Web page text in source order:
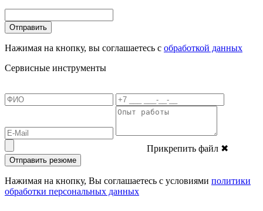
Отправить
Нажимая на кнопку, вы соглашаетесь с обработкой данных
Сервисные инструменты
Прикрепить файл ✖
Отправить резюме
Нажимая на кнопку, Вы соглашаетесь с условиями политики
обработки персональных данных